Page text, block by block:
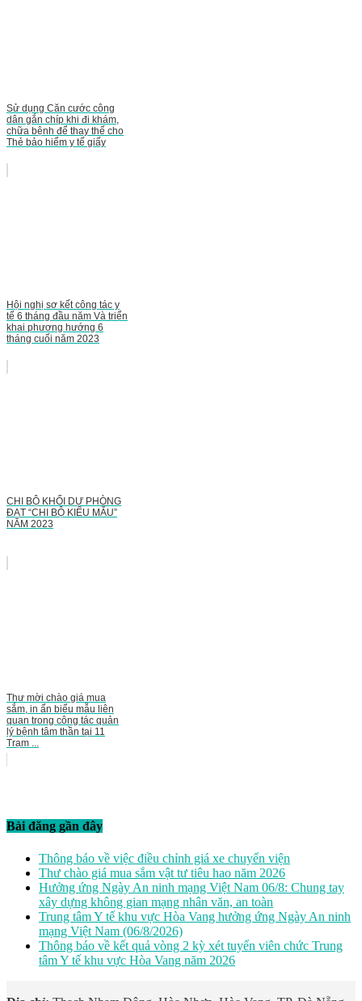
Sử dụng Căn cước công
dân gắn chíp khi đi khám,
chữa bệnh để thay thế cho
Thẻ bảo hiểm y tế giấy
Hội nghị sơ kết công tác y
tế 6 tháng đầu năm Và triển
khai phương hướng 6
tháng cuối năm 2023
CHI BỘ KHỐI DỰ PHÒNG
ĐẠT “CHI BỘ KIỂU MẪU”
NĂM 2023
Thư mời chào giá mua
sắm, in ấn biểu mẫu liên
quan trong công tác quản
lý bệnh tâm thần tại 11
Trạm ...
Bài đăng gần đây
Thông báo về việc điều chỉnh giá xe chuyển viện
Thư chào giá mua sắm vật tư tiêu hao năm 2026
Hưởng ứng Ngày An ninh mạng Việt Nam 06/8: Chung tay
xây dựng không gian mạng nhân văn, an toàn
Trung tâm Y tế khu vực Hòa Vang hưởng ứng Ngày An ninh
mạng Việt Nam (06/8/2026)
Thông báo về kết quả vòng 2 kỳ xét tuyển viên chức Trung
tâm Y tế khu vực Hòa Vang năm 2026